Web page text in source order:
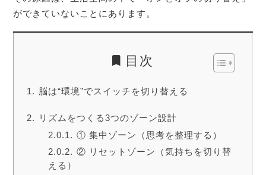
ができていないことにあります。
目次
脳は“環境”でスイッチを切り替える
リズムをつくる3つのゾーン設計
① 集中ゾーン（思考を整理する）
② リセットゾーン（気持ちを切り替
える）